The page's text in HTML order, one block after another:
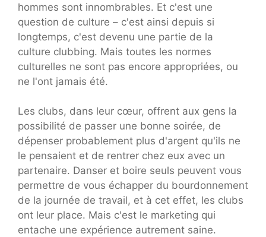
hommes sont innombrables. Et c'est une
question de culture – c'est ainsi depuis si
longtemps, c'est devenu une partie de la
culture clubbing. Mais toutes les normes
culturelles ne sont pas encore appropriées, ou
ne l'ont jamais été.
Les clubs, dans leur cœur, offrent aux gens la
possibilité de passer une bonne soirée, de
dépenser probablement plus d'argent qu'ils ne
le pensaient et de rentrer chez eux avec un
partenaire. Danser et boire seuls peuvent vous
permettre de vous échapper du bourdonnement
de la journée de travail, et à cet effet, les clubs
ont leur place. Mais c'est le marketing qui
entache une expérience autrement saine.